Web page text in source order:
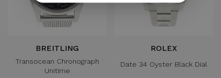
BREITLING
Transocean Chronograph
Unitime
ROLEX
Date 34 Oyster Black Dial